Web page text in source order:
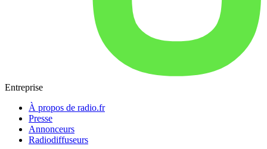
Entreprise
À propos de radio.fr
Presse
Annonceurs
Radiodiffuseurs